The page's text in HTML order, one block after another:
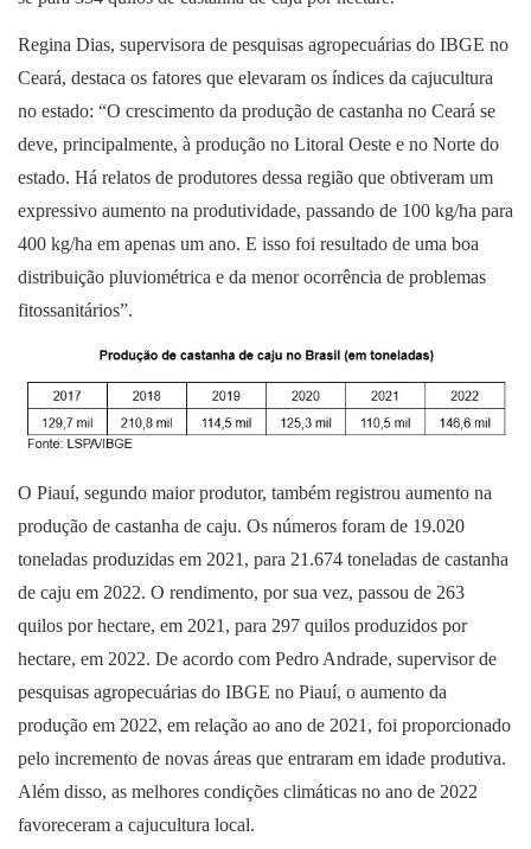
Regina Dias, supervisora de pesquisas agropecuárias do IBGE no
Ceará, destaca os fatores que elevaram os índices da cajucultura
no estado: “O crescimento da produção de castanha no Ceará se
deve, principalmente, à produção no Litoral Oeste e no Norte do
estado. Há relatos de produtores dessa região que obtiveram um
expressivo aumento na produtividade, passando de 100 kg/ha para
400 kg/ha em apenas um ano. E isso foi resultado de uma boa
distribuição pluviométrica e da menor ocorrência de problemas
fitossanitários”.
O Piauí, segundo maior produtor, também registrou aumento na
produção de castanha de caju. Os números foram de 19.020
toneladas produzidas em 2021, para 21.674 toneladas de castanha
de caju em 2022. O rendimento, por sua vez, passou de 263
quilos por hectare, em 2021, para 297 quilos produzidos por
hectare, em 2022. De acordo com Pedro Andrade, supervisor de
pesquisas agropecuárias do IBGE no Piauí, o aumento da
produção em 2022, em relação ao ano de 2021, foi proporcionado
pelo incremento de novas áreas que entraram em idade produtiva.
Além disso, as melhores condições climáticas no ano de 2022
favoreceram a cajucultura local.